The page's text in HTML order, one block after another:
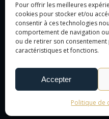
Pour offrir les meilleures
cookies pour stocker et/ou
consentir à ces technologies
comportement de navigation
ou de retirer son
caractéristiques et fonctions.
Accepter
Politique de
NOTRE
NOTRE
NOTRE
LE MONDE
PUBLICITAIRE